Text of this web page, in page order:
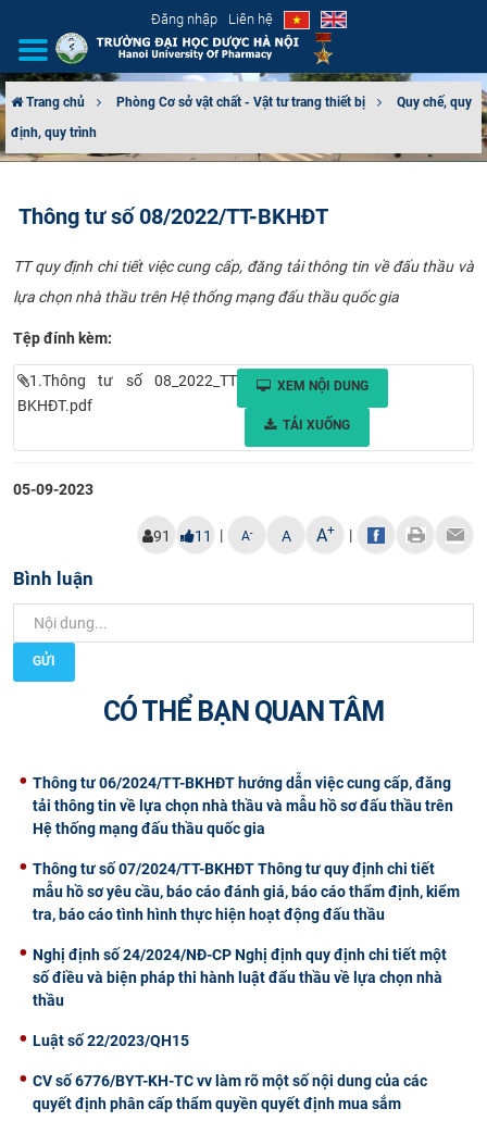
Đăng nhập Liên hệ
GIỚI THIỆU
ĐÀO TẠO
KHOA HỌC CÔNG NGHỆ
Trang chủ Phòng Cơ sở vật chất - Vật tư trang thiết bị
Quy chế, quy
định, quy trình
Thông tư số 08/2022/TT-BKHĐT
TT quy định chi tiết việc cung cấp, đăng tải thông tin về đấu thầu và
lựa chọn nhà thầu trên Hệ thống mạng đấu thầu quốc gia
Tệp đính kèm:
1.Thông tư số 08_2022_TT
BKHĐT.pdf
XEM NỘI DUNG
TẢI XUỐNG
05-09-2023
91 11 | A- A A+ |
Bình luận
GỬI
CÓ THỂ BẠN QUAN TÂM
Thông tư 06/2024/TT-BKHĐT hướng dẫn việc cung cấp, đăng
tải thông tin về lựa chọn nhà thầu và mẫu hồ sơ đấu thầu trên
Hệ thống mạng đấu thầu quốc gia
Thông tư số 07/2024/TT-BKHĐT Thông tư quy định chi tiết
mẫu hồ sơ yêu cầu, báo cáo đánh giá, báo cáo thẩm định, kiểm
tra, báo cáo tình hình thực hiện hoạt động đấu thầu
Nghị định số 24/2024/NĐ-CP Nghị định quy định chi tiết một
số điều và biện pháp thi hành luật đấu thầu về lựa chọn nhà
thầu
Luật số 22/2023/QH15
CV số 6776/BYT-KH-TC vv làm rõ một số nội dung của các
quyết định phân cấp thẩm quyền quyết định mua sắm